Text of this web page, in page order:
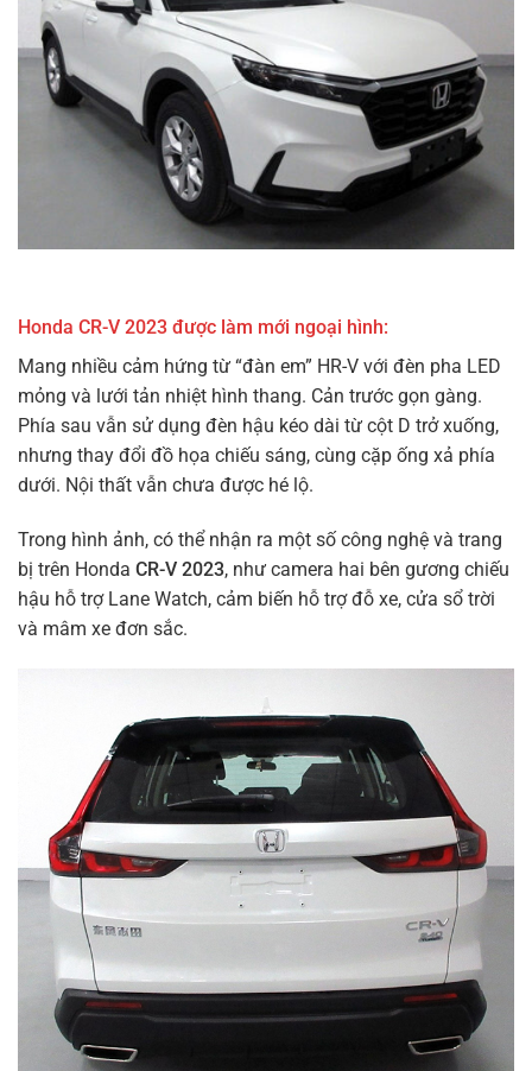
Honda CR-V 2023 được làm mới ngoại hình:
Mang nhiều cảm hứng từ “đàn em” HR-V với đèn pha LED
mỏng và lưới tản nhiệt hình thang. Cản trước gọn gàng.
Phía sau vẫn sử dụng đèn hậu kéo dài từ cột D trở xuống,
nhưng thay đổi đồ họa chiếu sáng, cùng cặp ống xả phía
dưới. Nội thất vẫn chưa được hé lộ.
Trong hình ảnh, có thể nhận ra một số công nghệ và trang
bị trên Honda CR-V 2023, như camera hai bên gương chiếu
hậu hỗ trợ Lane Watch, cảm biến hỗ trợ đỗ xe, cửa sổ trời
và mâm xe đơn sắc.